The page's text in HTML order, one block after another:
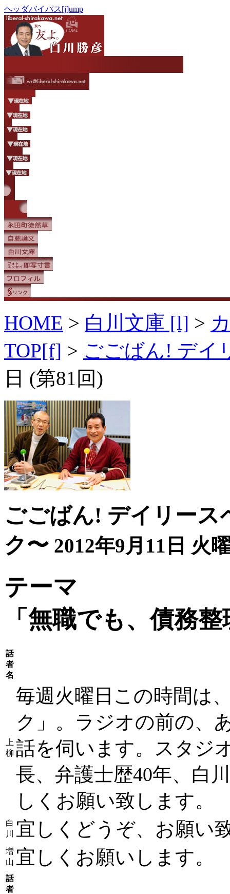
ヘッダバイパス[j]ump
HOME > 白川文庫 [l] >
TOP[f] > ごごばん! デイ
日 (第81回)
ごごばん! デイリース
ク〜 2012年9月11日 火
テーマ
「無職でも、債務
話
者
名
上
柳
毎週火曜日この時間は
ク」。ラジオの前の、
話を伺います。スタジ
長、弁護士歴40年、白
しくお願い致します。
白
川
宜しくどうぞ、お願い
増
山 宜しくお願いします。
話
者